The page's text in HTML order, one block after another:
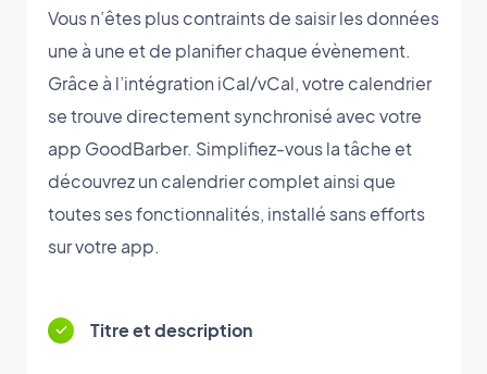
Vous n’êtes plus contraints de saisir les données
une à une et de planifier chaque évènement.
Grâce à l’intégration iCal/vCal, votre calendrier
se trouve directement synchronisé avec votre
app GoodBarber. Simplifiez-vous la tâche et
découvrez un calendrier complet ainsi que
toutes ses fonctionnalités, installé sans efforts
sur votre app.
Titre et description